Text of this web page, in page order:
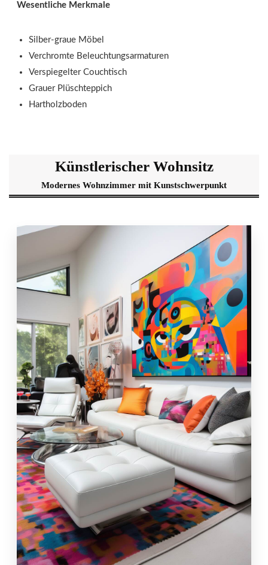
Wesentliche Merkmale
Silber-graue Möbel
Verchromte Beleuchtungsarmaturen
Verspiegelter Couchtisch
Grauer Plüschteppich
Hartholzboden
Künstlerischer Wohnsitz
Modernes Wohnzimmer mit Kunstschwerpunkt